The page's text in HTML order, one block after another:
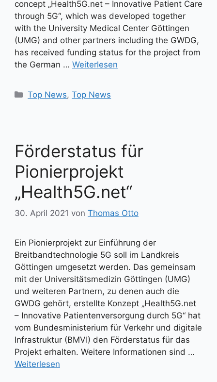
concept „Health5G.net – Innovative Patient Care
through 5G“, which was developed together
with the University Medical Center Göttingen
(UMG) and other partners including the GWDG,
has received funding status for the project from
the German … Weiterlesen
Kategorien
Top News,Top News
Förderstatus für
Pionierprojekt
„Health5G.net“
30. April 2021 von Thomas Otto
Ein Pionierprojekt zur Einführung der
Breitbandtechnologie 5G soll im Landkreis
Göttingen umgesetzt werden. Das gemeinsam
mit der Universitätsmedizin Göttingen (UMG)
und weiteren Partnern, zu denen auch die
GWDG gehört, erstellte Konzept „Health5G.net
– Innovative Patientenversorgung durch 5G“ hat
vom Bundesministerium für Verkehr und digitale
Infrastruktur (BMVI) den Förderstatus für das
Projekt erhalten. Weitere Informationen sind …
Weiterlesen